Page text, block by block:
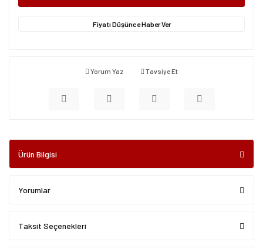
Fiyatı Düşünce Haber Ver
Yorum Yaz Tavsiye Et
Ürün Bilgisi
Yorumlar
Taksit Seçenekleri